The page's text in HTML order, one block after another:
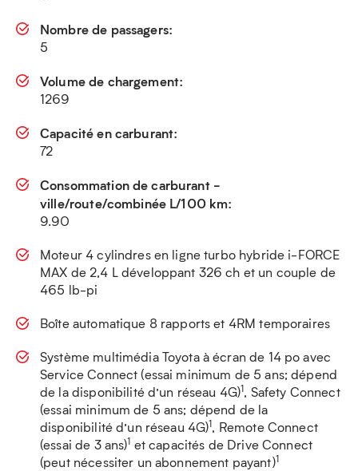
Nombre de passagers:
5
Volume de chargement:
1269
Capacité en carburant:
72
Consommation de carburant -
ville/route/combinée L/100 km:
9.90
Moteur 4 cylindres en ligne turbo hybride i-FORCE
MAX de 2,4 L développant 326 ch et un couple de
465 lb-pi
Boîte automatique 8 rapports et 4RM temporaires
Système multimédia Toyota à écran de 14 po avec
Service Connect (essai minimum de 5 ans; dépend
de la disponibilité d’un réseau 4G)1, Safety Connect
(essai minimum de 5 ans; dépend de la
disponibilité d’un réseau 4G)1, Remote Connect
(essai de 3 ans)1 et capacités de Drive Connect
(peut nécessiter un abonnement payant)1